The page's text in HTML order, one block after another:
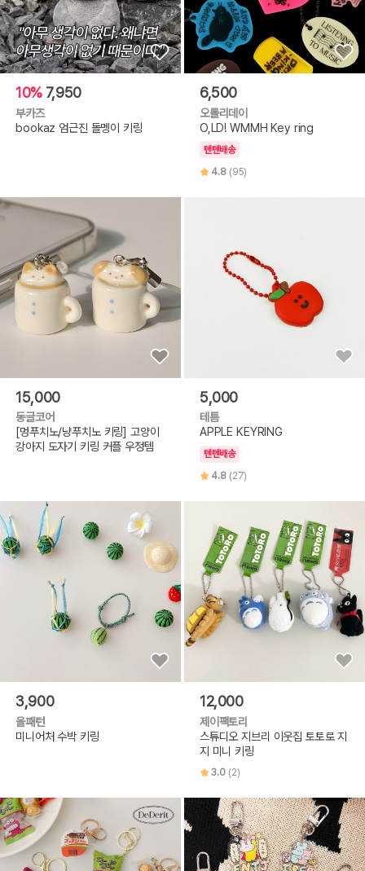
10% 7,950
부카즈
bookaz 엄근진 돌멩이 키링
6,500
오롤리데이
O,LD! WMMH Key ring
텐텐배송
4.8 (95)
15,000
동글코어
[멍푸치노/냥푸치노 키링] 고양이
강아지 도자기 키링 커플 우정템
5,000
테틈
APPLE KEYRING
텐텐배송
4.8 (27)
3,900
올패턴
미니어처 수박 키링
12,000
제이팩토리
스튜디오 지브리 이웃집 토토로 지
지 미니 키링
3.0 (2)